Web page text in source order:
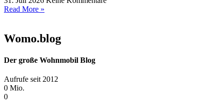
Read More »
Womo.blog
Der große Wohnmobil Blog​
Aufrufe seit 2012
0 Mio.
0